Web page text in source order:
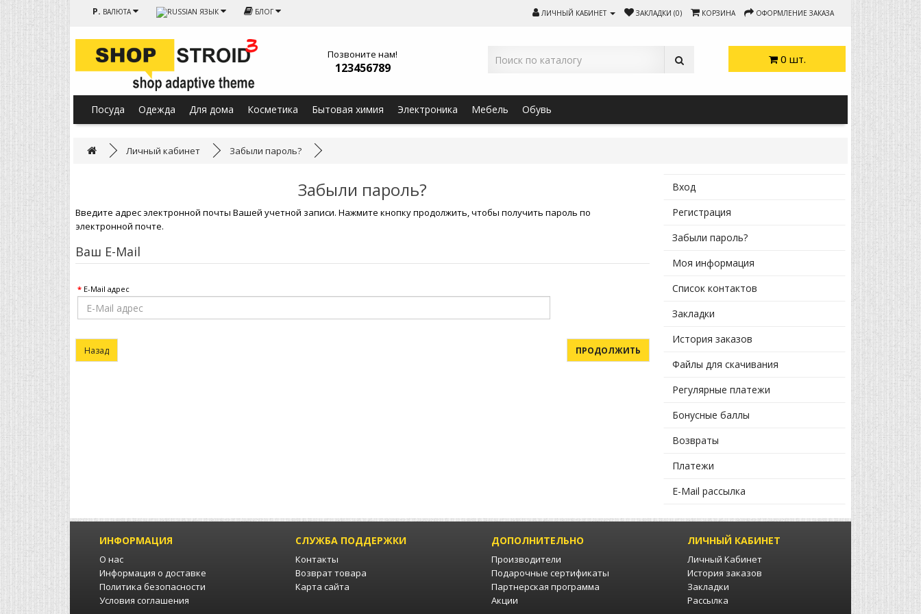
Р. ВАЛЮТА ЯЗЫК БЛОГ ЛИЧНЫЙ КАБИНЕТ ЗАКЛАДКИ (0) КОРЗИНА ОФОРМЛЕНИЕ ЗАКАЗА
Позвоните нам!
123456789
0 шт.
Посуда Одежда Для дома Косметика Бытовая химия Электроника Мебель Обувь
Личный кабинет Забыли пароль?
Забыли пароль?
Введите адрес электронной почты Вашей учетной записи. Нажмите кнопку продолжить, чтобы получить пароль по
электронной почте.
Ваш E-Mail
E-Mail адрес
Назад
Вход
Регистрация
Забыли пароль?
Моя информация
Список контактов
Закладки
История заказов
Файлы для скачивания
Регулярные платежи
Бонусные баллы
Возвраты
Платежи
E-Mail рассылка
ИНФОРМАЦИЯ
О нас
Информация о доставке
Политика безопасности
Условия соглашения
СЛУЖБА ПОДДЕРЖКИ
Контакты
Возврат товара
Карта сайта
ДОПОЛНИТЕЛЬНО
Производители
Подарочные сертификаты
Партнерская программа
Акции
ЛИЧНЫЙ КАБИНЕТ
Личный Кабинет
История заказов
Закладки
Рассылка